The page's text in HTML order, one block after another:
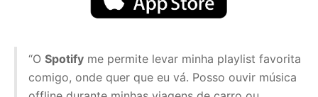
“O Spotify me permite levar minha playlist favorita
comigo, onde quer que eu vá. Posso ouvir música